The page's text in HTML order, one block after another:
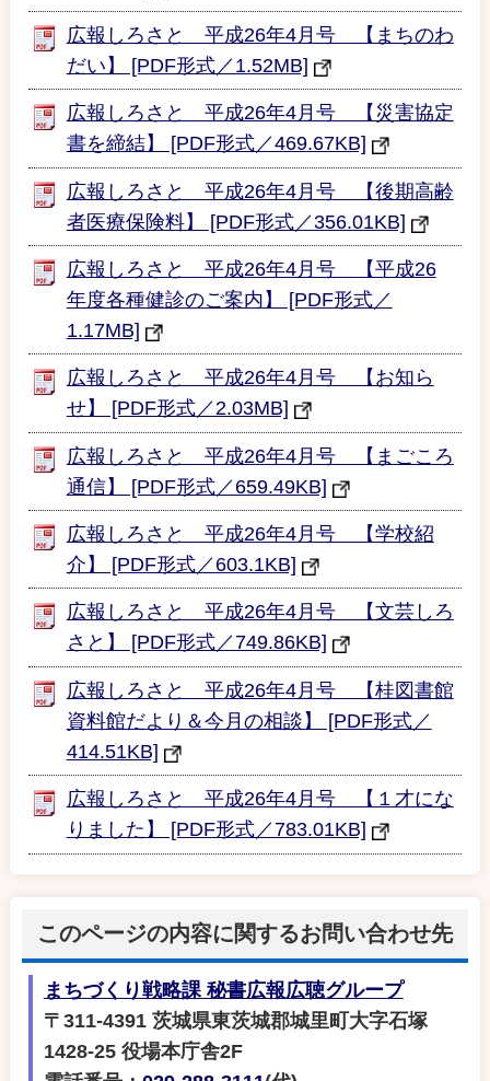
広報しろさと 平成26年4月号 【まちのわ
だい】 [PDF形式／1.52MB]
広報しろさと 平成26年4月号 【災害協定
書を締結】 [PDF形式／469.67KB]
広報しろさと 平成26年4月号 【後期高齢
者医療保険料】 [PDF形式／356.01KB]
広報しろさと 平成26年4月号 【平成26
年度各種健診のご案内】 [PDF形式／
1.17MB]
広報しろさと 平成26年4月号 【お知ら
せ】 [PDF形式／2.03MB]
広報しろさと 平成26年4月号 【まごころ
通信】 [PDF形式／659.49KB]
広報しろさと 平成26年4月号 【学校紹
介】 [PDF形式／603.1KB]
広報しろさと 平成26年4月号 【文芸しろ
さと】 [PDF形式／749.86KB]
広報しろさと 平成26年4月号 【桂図書館
資料館だより＆今月の相談】 [PDF形式／
414.51KB]
広報しろさと 平成26年4月号 【１才にな
りました】 [PDF形式／783.01KB]
このページの内容に関するお問い合わせ先
まちづくり戦略課 秘書広報広聴グループ
〒311-4391 茨城県東茨城郡城里町大字石塚
1428-25 役場本庁舎2F